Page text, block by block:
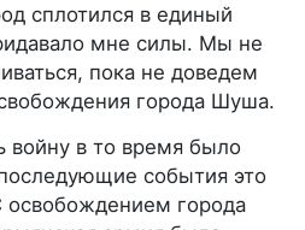
сплотился в единый
мне силы. Мы не
пока не доведем
города Шуша.
войну в то время было
события это
освобождением города